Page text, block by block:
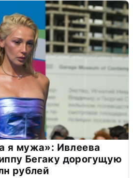
я мужа»: Ивлеева
Бегаку дорогущую
рублей